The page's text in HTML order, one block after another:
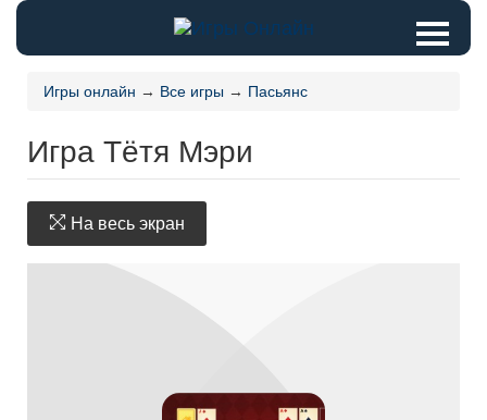
Игры онлайн → Все игры → Пасьянс
Игра Тётя Мэри
На весь экран